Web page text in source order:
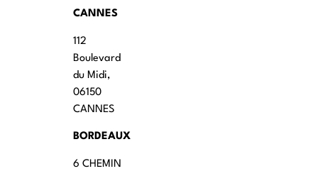
CANNES
112
Boulevard
du Midi,
06150
CANNES
BORDEAUX
6 CHEMIN